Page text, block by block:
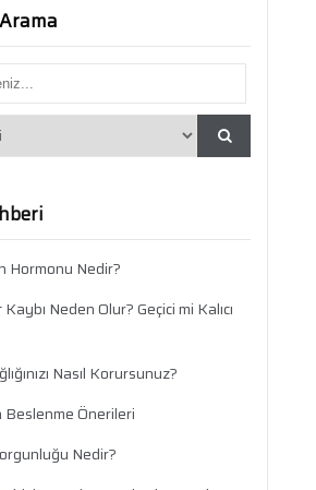
Hormonu Nedir?
Neden Olur? Geçici mi Kalıcı
Nasıl Korursunuz?
Beslenme Önerileri
Nedir?